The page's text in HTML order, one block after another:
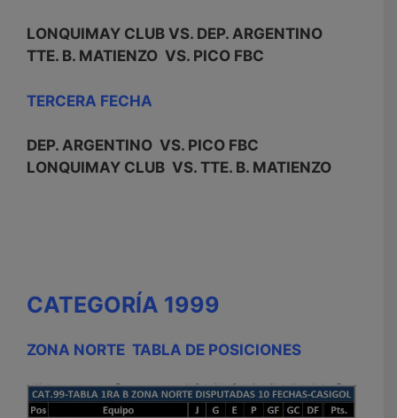
LONQUIMAY CLUB VS. DEP. ARGENTINO
TTE. B. MATIENZO VS. PICO FBC
TERCERA FECHA
DEP. ARGENTINO VS. PICO FBC
LONQUIMAY CLUB VS. TTE. B. MATIENZO
CATEGORÍA 1999
ZONA NORTE TABLA DE POSICIONES